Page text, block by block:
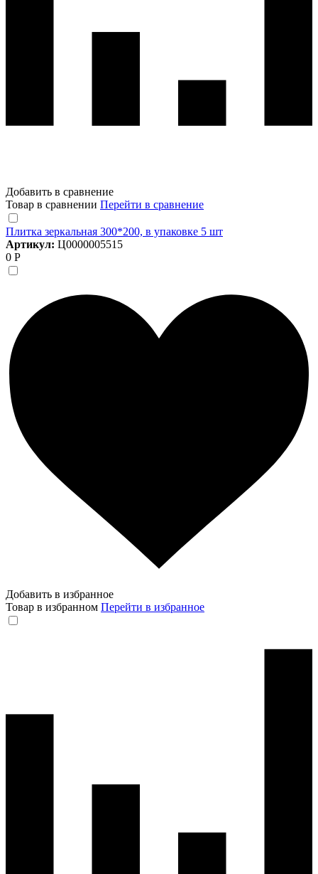
Добавить в сравнение
Товар в сравнении Перейти в сравнение
Плитка зеркальная 300*200, в упаковке 5 шт
Артикул: Ц0000005515
0 Р
Добавить в избранное
Товар в избранном Перейти в избранное